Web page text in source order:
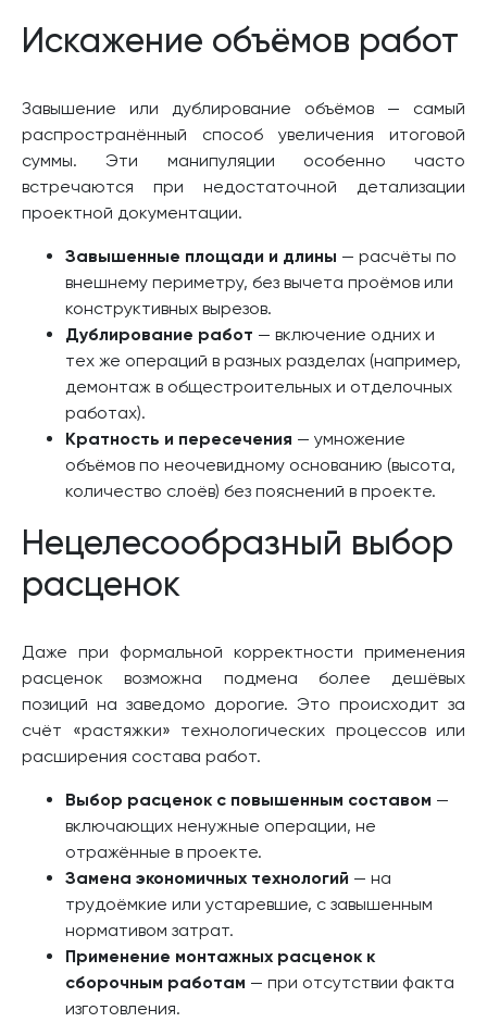
Искажение объёмов работ
Завышение или дублирование объёмов — самый
распространённый способ увеличения итоговой
суммы. Эти манипуляции особенно часто
встречаются при недостаточной детализации
проектной документации.
Завышенные площади и длины — расчёты по
внешнему периметру, без вычета проёмов или
конструктивных вырезов.
Дублирование работ — включение одних и
тех же операций в разных разделах (например,
демонтаж в общестроительных и отделочных
работах).
Кратность и пересечения — умножение
объёмов по неочевидному основанию (высота,
количество слоёв) без пояснений в проекте.
Нецелесообразный выбор
расценок
Даже при формальной корректности применения
расценок возможна подмена более дешёвых
позиций на заведомо дорогие. Это происходит за
счёт «растяжки» технологических процессов или
расширения состава работ.
Выбор расценок с повышенным составом —
включающих ненужные операции, не
отражённые в проекте.
Замена экономичных технологий — на
трудоёмкие или устаревшие, с завышенным
нормативом затрат.
Применение монтажных расценок к
сборочным работам — при отсутствии факта
изготовления.